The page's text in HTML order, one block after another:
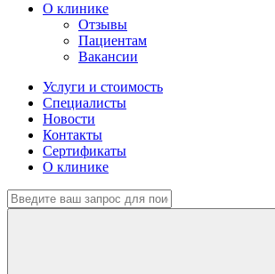
О клинике
Отзывы
Пациентам
Вакансии
Услуги и стоимость
Специалисты
Новости
Контакты
Сертификаты
О клинике